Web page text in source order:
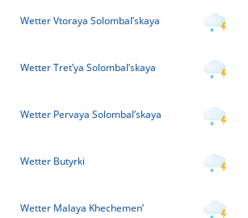
Wetter Vtoraya Solombal’skaya
Wetter Tret’ya Solombal’skaya
Wetter Pervaya Solombal’skaya
Wetter Butyrki
Wetter Malaya Khechemen’